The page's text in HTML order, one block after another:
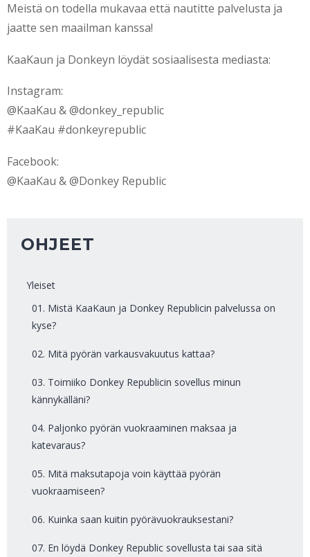
Meistä on todella mukavaa että nautitte palvelusta ja
jaatte sen maailman kanssa!
KaaKaun ja Donkeyn löydät sosiaalisesta mediasta:
Instagram:
@KaaKau & @donkey_republic
#KaaKau #donkeyrepublic
Facebook:
@KaaKau & @Donkey Republic
OHJEET
Yleiset
01. Mistä KaaKaun ja Donkey Republicin palvelussa on
kyse?
02. Mitä pyörän varkausvakuutus kattaa?
03. Toimiiko Donkey Republicin sovellus minun
kännykälläni?
04. Paljonko pyörän vuokraaminen maksaa ja
katevaraus?
05. Mitä maksutapoja voin käyttää pyörän
vuokraamiseen?
06. Kuinka saan kuitin pyörävuokrauksestani?
07. En löydä Donkey Republic sovellusta tai saa sitä